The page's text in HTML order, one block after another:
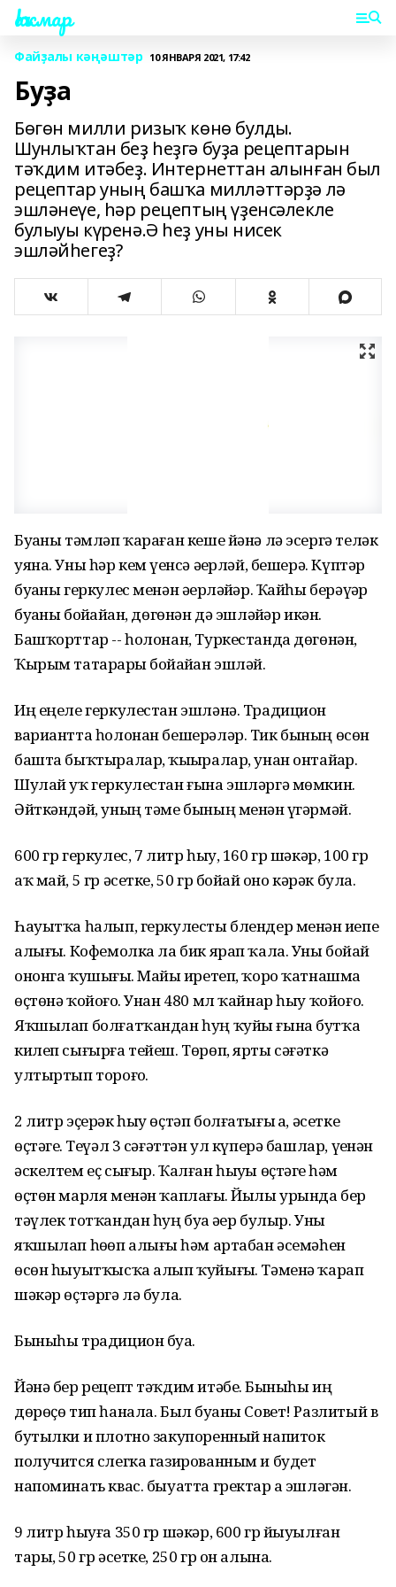
Һаҡмар
Файҙалы кәңәштәр 10 ЯНВАРЯ 2021, 17:42
Буҙа
Бөгөн милли ризыҡ көнө булды.
Шунлыҡтан беҙ һеҙгә буҙа рецептарын
тәҡдим итәбеҙ. Интернеттан алынған был
рецептар уның башҡа милләттәрҙә лә
эшләнеүе, һәр рецептың үҙенсәлекле
булыуы күренә.Ә һеҙ уны нисек
эшләйһегеҙ?
Буҙаны тәмләп ҡараған кеше йәнә лә эсергә теләк
уяна. Уны һәр кем үҙенсә әҙерләй, бешерә. Күптәр
буҙаны геркулес менән әҙерләйҙәр. Ҡайһы берәүҙәр
буҙаны бойҙайҙан, дөгөнән дә эшләйҙәр икән.
Башҡорттар -- һолонан, Туркестанда дөгөнән,
Ҡырым татарҙары бойҙайҙан эшләй.
Иң еңеле геркулестан эшләнә. Традицион
вариантта һолонан бешерәләр. Тик бының өсөн
башта быҡтыралар, ҡыҙҙыралар, унан онтайҙар.
Шулай уҡ геркулестан ғына эшләргә мөмкин.
Әйткәндәй, уның тәме бының менән үҙгәрмәй.
600 гр геркулес, 7 литр һыу, 160 гр шәкәр, 100 гр
аҡ май, 5 гр әсетке, 50 гр бойҙай оно кәрәк була.
Һауытҡа һалып, геркулесты блендер менән иҙепе
алығыҙ. Кофемолка ла бик ярап ҡала. Уны бойҙай
ононга ҡушығыҙ. Майҙы иретеп, ҡоро ҡатнашма
өҫтөнә ҡойоғоҙ. Унан 480 мл ҡайнар һыу ҡойоғоҙ.
Яҡшылап болғатҡандан һуң ҡуйы ғына бутҡа
килеп сығырға тейеш. Төрөп, ярты сәғәткә
ултыртып тороғоҙ.
2 литр эҫерәк һыу өҫтәп болғатығыҙ ҙа, әсетке
өҫтәгеҙ. Теүәл 3 сәғәттән ул күперә башлар, үҙенән
әскелтем еҫ сығыр. Ҡалған һыуҙы өҫтәгеҙ һәм
өҫтөн марля менән ҡаплағыҙ. Йылы урында бер
тәүлек тотҡандан һуң буҙа әҙер булыр. Уны
яҡшылап һөҙөп алығыҙ һәм артабан әсемәһен
өсөн һыуытҡысҡа алып ҡуйығыҙ. Тәменә ҡарап
шәкәр өҫтәргә лә була.
Быныһы традицион буҙа.
Йәнә бер рецепт тәҡдим итәбеҙ. Быныһы иң
дөрөҫө тип һанала. Был буҙаны Совет! Разлитый в
бутылки и плотно закупоренный напиток
получится слегка газированным и будет
напоминать квас. быуатта гректар ҙа эшләгән.
9 литр һыуға 350 гр шәкәр, 600 гр йыуылған
тары, 50 гр әсетке, 250 гр он алына.